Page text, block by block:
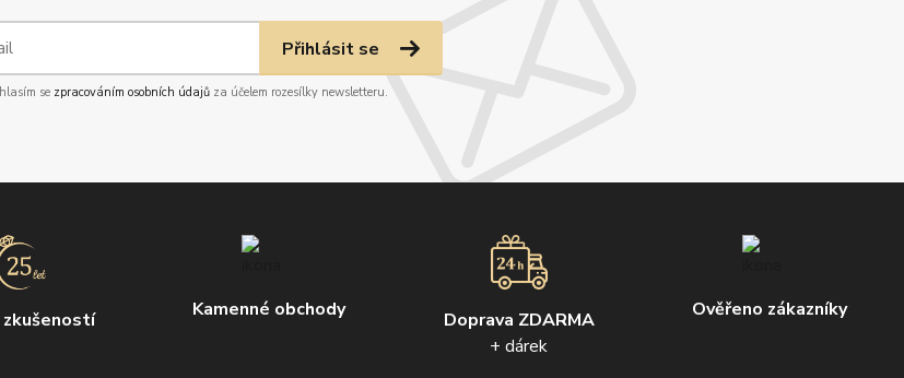
Přihlásit se
se zpracováním osobních údajůza účelem rozesílky newsletteru.
Kamenné obchody
Doprava ZDARMA
+ dárek
Ověřeno zákazníky